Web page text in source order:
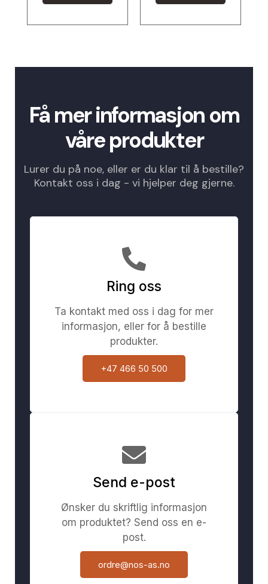
Få mer informasjon om
våre produkter
Lurer du på noe, eller er du klar til å bestille?
Kontakt oss i dag - vi hjelper deg gjerne.
Ring oss
Ta kontakt med oss i dag for mer
informasjon, eller for å bestille
produkter.
+47 466 50 500
Send e-post
Ønsker du skriftlig informasjon
om produktet? Send oss en e-
post.
ordre@nos-as.no